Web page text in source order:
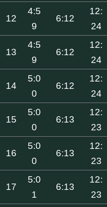
12
4:5
9
6:12
12:
24
13
4:5
9
6:12
12:
24
14
5:0
0
6:12
12:
24
15
5:0
0
6:13
12:
23
16
5:0
0
6:13
12:
23
17
5:0
1
6:13
12:
23